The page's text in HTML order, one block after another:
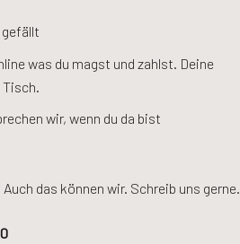
gefällt
was du magst und zahlst. Deine
wir, wenn du da bist
das können wir. Schreib uns gerne.